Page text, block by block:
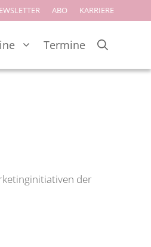
ABO KARRIERE
Termine
der